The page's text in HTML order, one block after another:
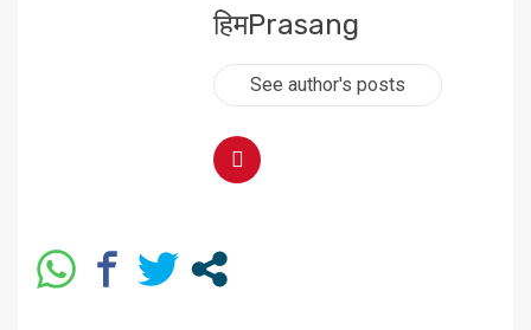
हिमPrasang
See author's posts